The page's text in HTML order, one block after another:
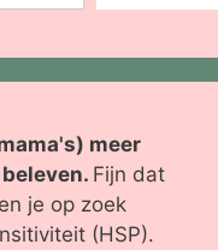
meer
Fijn dat
je op zoek
(HSP).